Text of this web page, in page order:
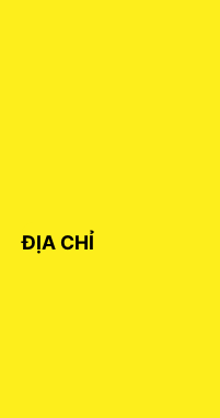
ĐỊA CHỈ